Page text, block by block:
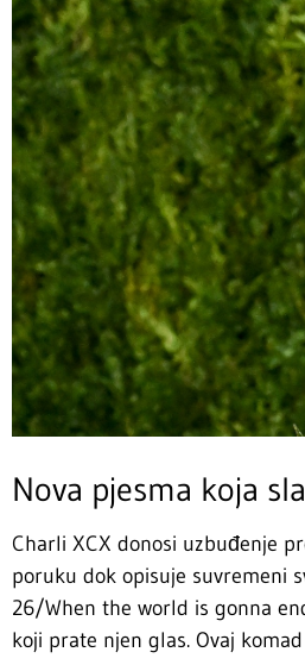
Nova pjesma koja
Charli XCX donosi uzbuđenje
poruku dok opisuje suvremeni
26/When the world is gonna
koji prate njen glas. Ovaj